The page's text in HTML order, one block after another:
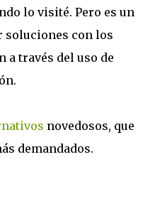
lo visité. Pero es un
soluciones con los
a través del uso de
novedosos, que
demandados.